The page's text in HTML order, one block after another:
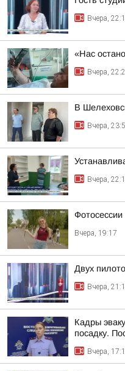
Вчера,
«Нас
Вчера,
В
Вчера,
Вчера,
Фотосессии
Вчера, 19:17
Двух
Вчера,
Кадры
посадку.
Вчера,